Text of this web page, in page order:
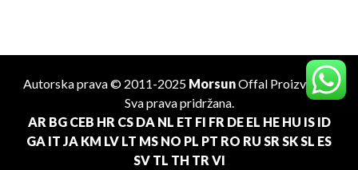
Autorska prava © 2011-2025 MorsunOffal Proizvođač.
Sva prava pridržana.
AR BG CEB HR CS DA NL ET FI FR DE EL HE HU IS ID
GA IT JA KM LV LT MS NO PL PT RO RU SR SKSL ES
SV TL TH TR VI